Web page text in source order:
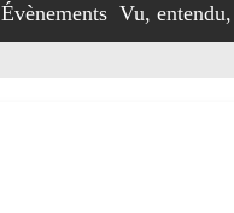
Évènements Vu,